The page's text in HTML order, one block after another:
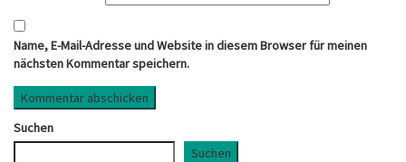
Name, E-Mail-Adresse und Website in diesem Browser für meinen
nächsten Kommentar speichern.
Suchen
Suchen